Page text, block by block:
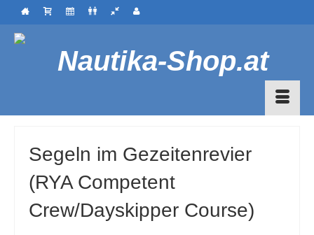
Segeln im Gezeitenrevier
(RYA Competent
Crew/Dayskipper Course)